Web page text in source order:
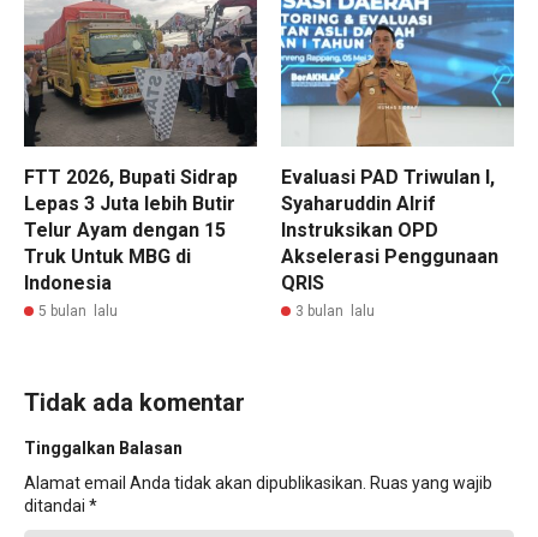
FTT 2026, Bupati Sidrap
Lepas 3 Juta lebih Butir
Telur Ayam dengan 15
Truk Untuk MBG di
Indonesia
5 bulan lalu
Evaluasi PAD Triwulan I,
Syaharuddin Alrif
Instruksikan OPD
Akselerasi Penggunaan
QRIS
3 bulan lalu
Tidak ada komentar
Tinggalkan Balasan
Alamat email Anda tidak akan dipublikasikan. Ruas yang wajib
ditandai *